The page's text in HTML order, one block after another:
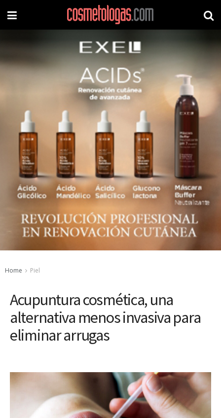
Home Piel
Acupuntura cosmética, una
alternativa menos invasiva para
eliminar arrugas